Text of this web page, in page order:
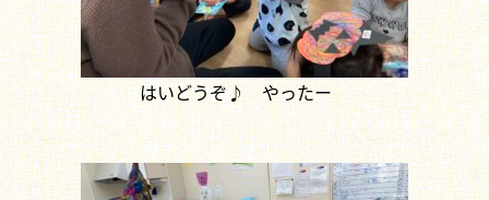
はいどうぞ♪ やったー